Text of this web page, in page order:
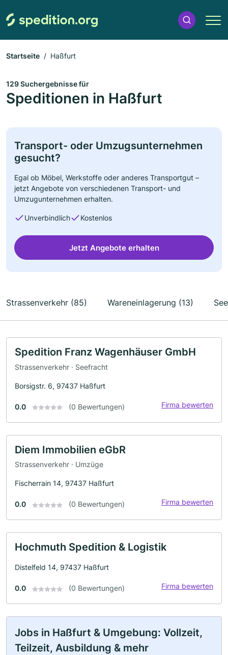
Startseite Haßfurt
129 Suchergebnisse für
Speditionen in Haßfurt
Transport- oder Umzugsunternehmen
gesucht?
Egal ob Möbel, Werkstoffe oder anderes Transportgut –
jetzt Angebote von verschiedenen Transport- und
Umzugunternehmen erhalten.
Unverbindlich Kostenlos
Jetzt Angebote erhalten
Strassenverkehr (85) Wareneinlagerung (13)
Spedition Franz Wagenhäuser GmbH
Strassenverkehr · Seefracht
Borsigstr. 6, 97437 Haßfurt
0.0 (0 Bewertungen) Firma bewerten
Diem Immobilien eGbR
Strassenverkehr · Umzüge
Fischerrain 14, 97437 Haßfurt
0.0 (0 Bewertungen) Firma bewerten
Hochmuth Spedition & Logistik
Distelfeld 14, 97437 Haßfurt
0.0 (0 Bewertungen) Firma bewerten
Jobs in Haßfurt & Umgebung: Vollzeit,
Teilzeit, Ausbildung & mehr